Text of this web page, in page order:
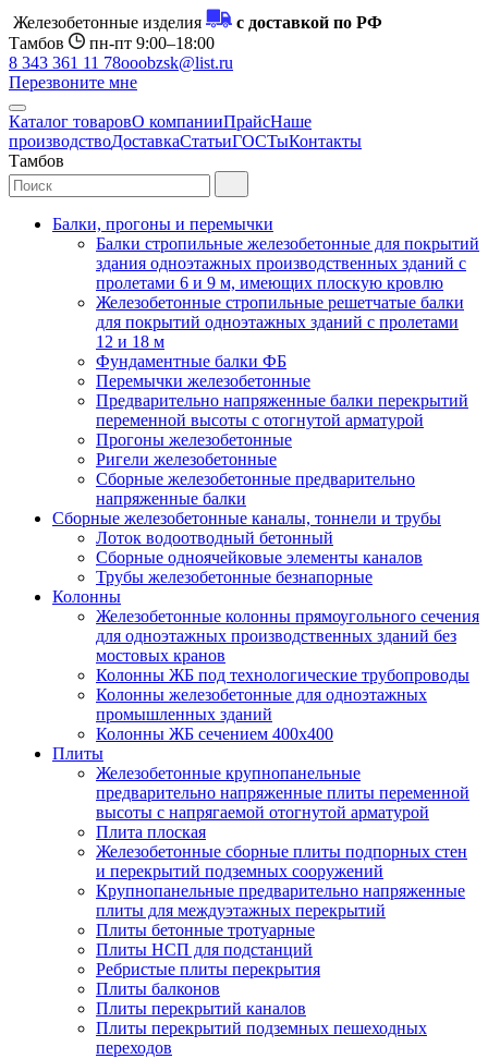
Железобетонные изделия
с доставкой по РФ
Тамбов
пн-пт 9:00–18:00
8 343 361 11 78ooobzsk@list.ru
Перезвоните мне
Каталог товаровО компанииПрайсНаше
производствоДоставкаСтатьиГОСТыКонтакты
Тамбов
Балки, прогоны и перемычки
Балки стропильные железобетонные для покрытий
здания одноэтажных производственных зданий с
пролетами 6 и 9 м, имеющих плоскую кровлю
Железобетонные стропильные решетчатые балки
для покрытий одноэтажных зданий с пролетами
12 и 18 м
Фундаментные балки ФБ
Перемычки железобетонные
Предварительно напряженные балки перекрытий
переменной высоты с отогнутой арматурой
Прогоны железобетонные
Ригели железобетонные
Сборные железобетонные предварительно
напряженные балки
Сборные железобетонные каналы, тоннели и трубы
Лоток водоотводный бетонный
Сборные одноячейковые элементы каналов
Трубы железобетонные безнапорные
Колонны
Железобетонные колонны прямоугольного сечения
для одноэтажных производственных зданий без
мостовых кранов
Колонны ЖБ под технологические трубопроводы
Колонны железобетонные для одноэтажных
промышленных зданий
Колонны ЖБ сечением 400х400
Плиты
Железобетонные крупнопанельные
предварительно напряженные плиты переменной
высоты с напрягаемой отогнутой арматурой
Плита плоская
Железобетонные сборные плиты подпорных стен
и перекрытий подземных сооружений
Крупнопанельные предварительно напряженные
плиты для междуэтажных перекрытий
Плиты бетонные тротуарные
Плиты НСП для подстанций
Ребристые плиты перекрытия
Плиты балконов
Плиты перекрытий каналов
Плиты перекрытий подземных пешеходных
переходов